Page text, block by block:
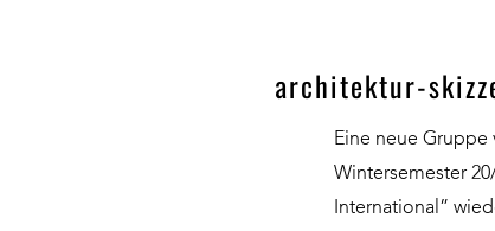
architektur-
Eine neue
Wintersemester
International”